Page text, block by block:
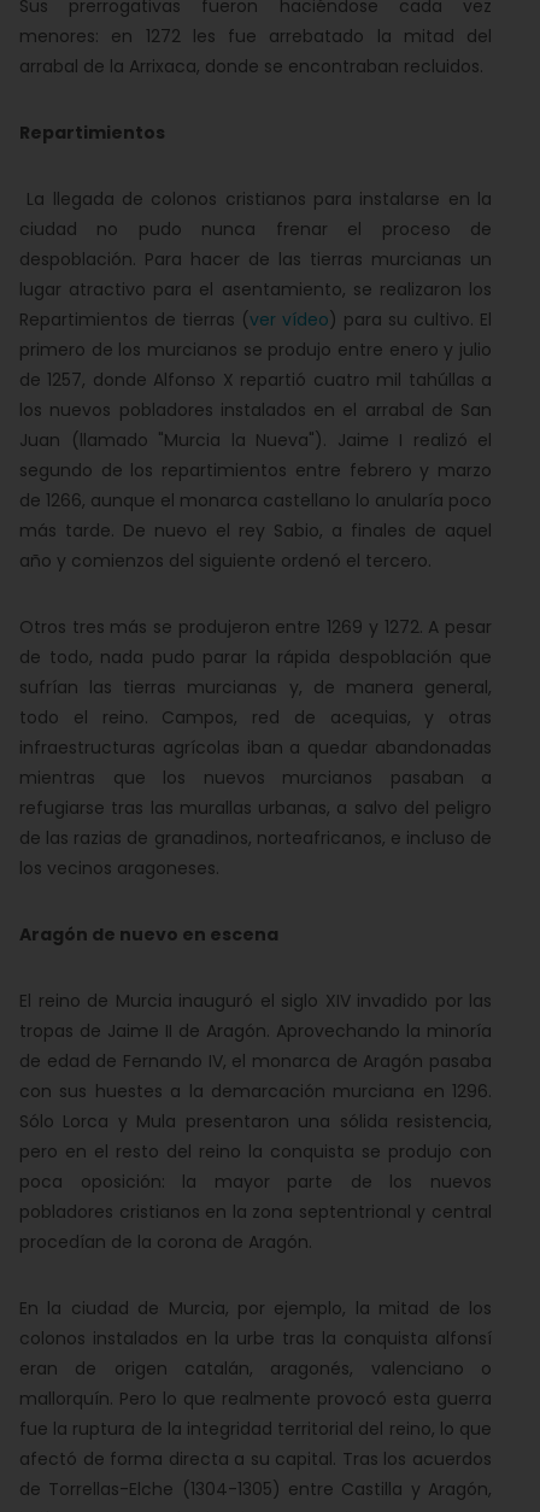
Sus prerrogativas fueron haciéndose cada vez
menores: en 1272 les fue arrebatado la mitad del
arrabal de la Arrixaca, donde se encontraban recluidos.
Repartimientos
La llegada de colonos cristianos para instalarse en la
ciudad no pudo nunca frenar el proceso de
despoblación. Para hacer de las tierras murcianas un
lugar atractivo para el asentamiento, se realizaron los
Repartimientos de tierras (ver vídeo) para su cultivo. El
primero de los murcianos se produjo entre enero y julio
de 1257, donde Alfonso X repartió cuatro mil tahúllas a
los nuevos pobladores instalados en el arrabal de San
Juan (llamado "Murcia la Nueva"). Jaime I realizó el
segundo de los repartimientos entre febrero y marzo
de 1266, aunque el monarca castellano lo anularía poco
más tarde. De nuevo el rey Sabio, a finales de aquel
año y comienzos del siguiente ordenó el tercero.
Otros tres más se produjeron entre 1269 y 1272. A pesar
de todo, nada pudo parar la rápida despoblación que
sufrían las tierras murcianas y, de manera general,
todo el reino. Campos, red de acequias, y otras
infraestructuras agrícolas iban a quedar abandonadas
mientras que los nuevos murcianos pasaban a
refugiarse tras las murallas urbanas, a salvo del peligro
de las razias de granadinos, norteafricanos, e incluso de
los vecinos aragoneses.
Aragón de nuevo en escena
El reino de Murcia inauguró el siglo XIV invadido por las
tropas de Jaime II de Aragón. Aprovechando la minoría
de edad de Fernando IV, el monarca de Aragón pasaba
con sus huestes a la demarcación murciana en 1296.
Sólo Lorca y Mula presentaron una sólida resistencia,
pero en el resto del reino la conquista se produjo con
poca oposición: la mayor parte de los nuevos
pobladores cristianos en la zona septentrional y central
procedían de la corona de Aragón.
En la ciudad de Murcia, por ejemplo, la mitad de los
colonos instalados en la urbe tras la conquista alfonsí
eran de origen catalán, aragonés, valenciano o
mallorquín. Pero lo que realmente provocó esta guerra
fue la ruptura de la integridad territorial del reino, lo que
afectó de forma directa a su capital. Tras los acuerdos
de Torrellas-Elche (1304-1305) entre Castilla y Aragón,